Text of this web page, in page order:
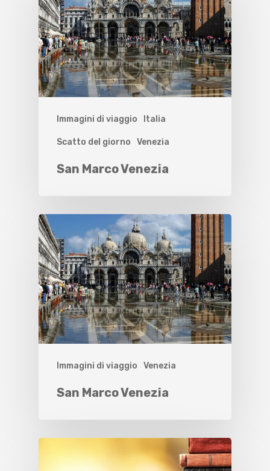
Immagini di viaggio Italia
Scatto del giorno Venezia
San Marco Venezia
Immagini di viaggio Venezia
San Marco Venezia